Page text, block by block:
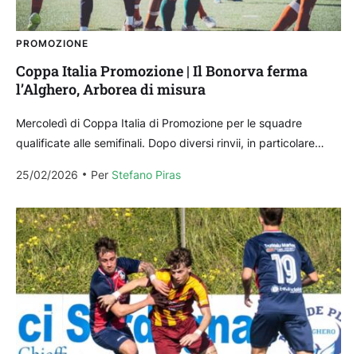
PROMOZIONE
Coppa Italia Promozione | Il Bonorva ferma
l’Alghero, Arborea di misura
Mercoledì di Coppa Italia di Promozione per le squadre
qualificate alle semifinali. Dopo diversi rinvii, in particolare
25/02/2026
Per Stefano Piras